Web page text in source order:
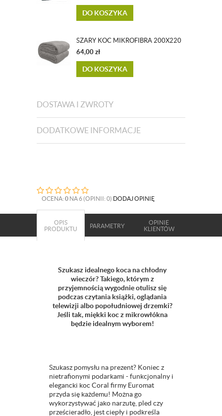
DO KOSZYKA
SZARY KOC MIKROFIBRA 200X220
64,00 zł
DO KOSZYKA
DOSTAWA I ZWROTY
DODATKOWE INFORMACJE
OCENA: 0 NA 6 (OPINII: 0) DODAJ OPINIĘ
OPIS
PRODUKTU
PARAMETRY
OPINIE
KLIENTÓW
Szukasz idealnego koca na chłodny
wieczór? Takiego, którym z
przyjemnością wygodnie otulisz się
podczas czytania książki, oglądania
telewizji albo popołudniowej drzemki?
Jeśli tak, miękki koc z mikrowłókna
będzie idealnym wyborem!
Szukasz pomysłu na prezent? Koniec z
nietrafionymi podarkami - funkcjonalny i
elegancki koc Coral firmy Euromat
przyda się każdemu! Można go
wykorzystywać jako narzutę, pled czy
prześcieradło, jest ciepły i podkreśla